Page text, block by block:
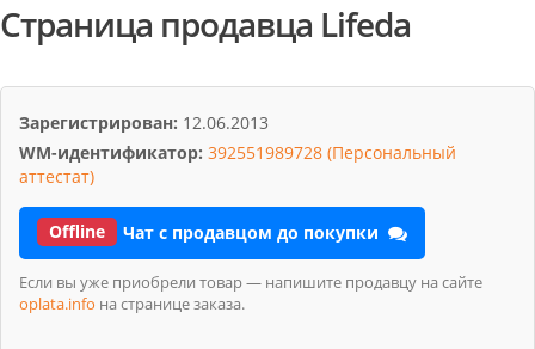
Страница продавца Lifeda
Зарегистрирован: 12.06.2013
WM-идентификатор: 392551989728 (Персональный
аттестат)
Offline Чат с продавцом до покупки
Если вы уже приобрели товар — напишите продавцу на сайте
oplata.info на странице заказа.